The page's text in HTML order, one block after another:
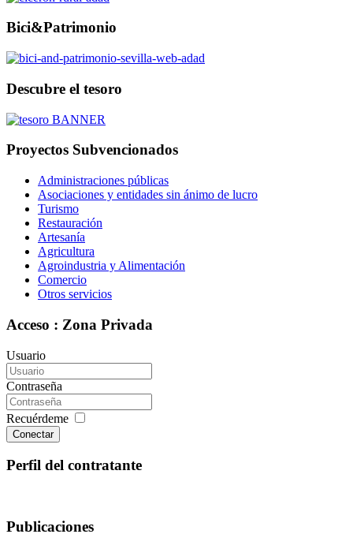
Bici&Patrimonio
Descubre el tesoro
Proyectos Subvencionados
Administraciones públicas
Asociaciones y entidades sin ánimo de lucro
Turismo
Restauración
Artesanía
Agricultura
Agroindustria y Alimentación
Comercio
Otros servicios
Acceso : Zona Privada
Usuario
Contraseña
Recuérdeme
Conectar
Perfil del contratante
Publicaciones